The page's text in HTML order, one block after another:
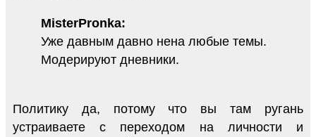
MisterPronka:
Уже давным давно нена любые темы.
Модерируют дневники.
Политику да, потому что вы там ругань
устраиваете с переходом на личности и